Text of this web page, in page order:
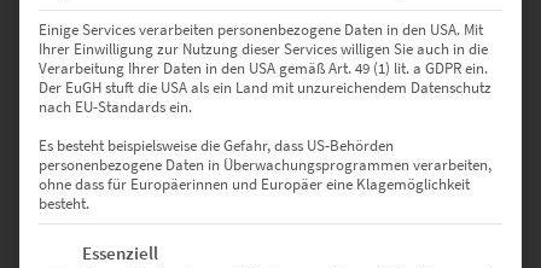
45 × 30 cm – für Atelier, Küche oder Flur
60 × 40 cm – für gezielte Akzente an Wohnzimmerwänden
90 × 60 cm – als dominantes Einzelbild im Raum
120 × 80 cm – für große Flächen in Wohn- oder Arbeitsräumen
Einige Services verarbeiten personenbezogene Daten in den USA. Mit
Ihrer Einwilligung zur Nutzung dieser Services willigen Sie auch in die
Verarbeitung Ihrer Daten in den USA gemäß Art. 49 (1) lit. a GDPR ein.
Der EuGH stuft die USA als ein Land mit unzureichendem Datenschutz
nach EU-Standards ein.
Es besteht beispielsweise die Gefahr, dass US-Behörden
personenbezogene Daten in Überwachungsprogrammen verarbeiten,
ohne dass für Europäerinnen und Europäer eine Klagemöglichkeit
besteht.
Es folgt eine Liste der Service-Gruppen, für die eine Einwilligung
Essenziell